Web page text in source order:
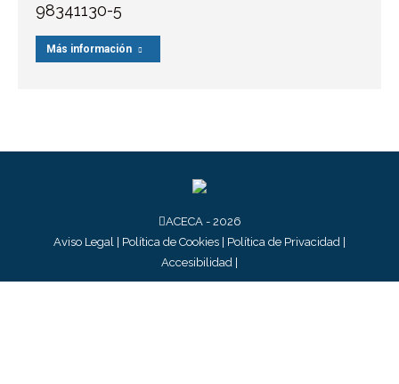
98341130-5
Más información
ACECA - 2026
Aviso Legal
Política de Cookies Política de Privacidad
Accesibilidad